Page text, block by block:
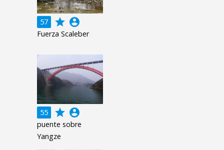
57 grade account_circle
Fuerza Scaleber
55 grade account_circle
puente sobre
Yangze